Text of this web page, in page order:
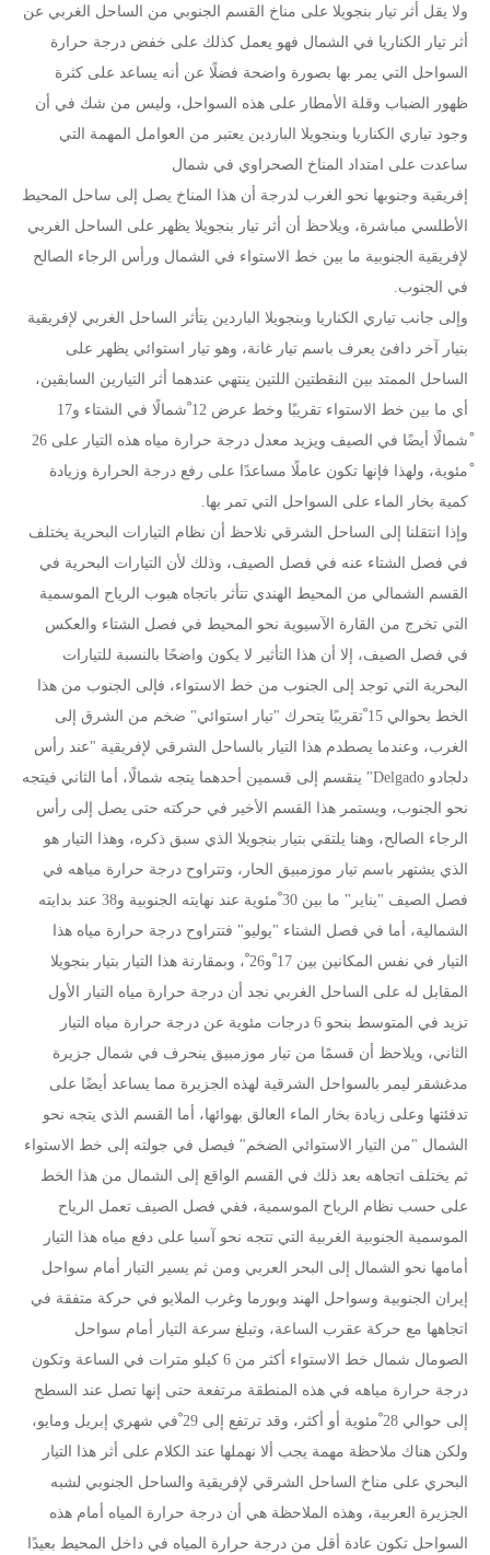
ولا يقل أثر تيار بنجويلا على مناخ القسم الجنوبي من الساحل الغربي عن
أثر تيار الكناريا في الشمال فهو يعمل كذلك على خفض درجة حرارة
السواحل التي يمر بها بصورة واضحة فضلًا عن أنه يساعد على كثرة
ظهور الضباب وقلة الأمطار على هذه السواحل، وليس من شك في أن
وجود تياري الكناريا وبنجويلا الباردين يعتبر من العوامل المهمة التي
ساعدت على امتداد المناخ الصحراوي في شمال
إفريقية وجنوبها نحو الغرب لدرجة أن هذا المناخ يصل إلى ساحل المحيط
الأطلسي مباشرة، ويلاحظ أن أثر تيار بنجويلا يظهر على الساحل الغربي
لإفريقية الجنوبية ما بين خط الاستواء في الشمال ورأس الرجاء الصالح
في الجنوب.
وإلى جانب تياري الكناريا وبنجويلا الباردين يتأثر الساحل الغربي لإفريقية
بتيار آخر دافئ يعرف باسم تيار غانة، وهو تيار استوائي يظهر على
الساحل الممتد بين النقطتين اللتين ينتهي عندهما أثر التيارين السابقين،
أي ما بين خط الاستواء تقريبًا وخط عرض 12 ْشمالًا في الشتاء و17
ْشمالًا أيضًا في الصيف ويزيد معدل درجة حرارة مياه هذه التيار على 26
ْمئوية، ولهذا فإنها تكون عاملًا مساعدًا على رفع درجة الحرارة وزيادة
كمية بخار الماء على السواحل التي تمر بها.
وإذا انتقلنا إلى الساحل الشرقي نلاحظ أن نظام التيارات البحرية يختلف
في فصل الشتاء عنه في فصل الصيف، وذلك لأن التيارات البحرية في
القسم الشمالي من المحيط الهندي تتأثر باتجاه هبوب الرياح الموسمية
التي تخرج من القارة الآسيوية نحو المحيط في فصل الشتاء والعكس
في فصل الصيف، إلا أن هذا التأثير لا يكون واضحًا بالنسبة للتيارات
البحرية التي توجد إلى الجنوب من خط الاستواء، فإلى الجنوب من هذا
الخط بحوالي 15 ْتقريبًا يتحرك "تيار استوائي" ضخم من الشرق إلى
الغرب، وعندما يصطدم هذا التيار بالساحل الشرقي لإفريقية "عند رأس
دلجادو Delgado" ينقسم إلى قسمين أحدهما يتجه شمالًا، أما الثاني فيتجه
نحو الجنوب، ويستمر هذا القسم الأخير في حركته حتى يصل إلى رأس
الرجاء الصالح، وهنا يلتقي بتيار بنجويلا الذي سبق ذكره، وهذا التيار هو
الذي يشتهر باسم تيار موزمبيق الحار، وتتراوح درجة حرارة مياهه في
فصل الصيف "يناير" ما بين 30 ْمئوية عند نهايته الجنوبية و38 عند بدايته
الشمالية، أما في فصل الشتاء "يوليو" فتتراوح درجة حرارة مياه هذا
التيار في نفس المكانين بين 17 ْو26 ْ، وبمقارنة هذا التيار بتيار بنجويلا
المقابل له على الساحل الغربي نجد أن درجة حرارة مياه التيار الأول
تزيد في المتوسط بنحو 6 درجات مئوية عن درجة حرارة مياه التيار
الثاني، ويلاحظ أن قسمًا من تيار موزمبيق ينحرف في شمال جزيرة
مدغشقر ليمر بالسواحل الشرقية لهذه الجزيرة مما يساعد أيضًا على
تدفئتها وعلى زيادة بخار الماء العالق بهوائها، أما القسم الذي يتجه نحو
الشمال "من التيار الاستوائي الضخم" فيصل في جولته إلى خط الاستواء
ثم يختلف اتجاهه بعد ذلك في القسم الواقع إلى الشمال من هذا الخط
على حسب نظام الرياح الموسمية، ففي فصل الصيف تعمل الرياح
الموسمية الجنوبية الغربية التي تتجه نحو آسيا على دفع مياه هذا التيار
أمامها نحو الشمال إلى البحر العربي ومن ثم يسير التيار أمام سواحل
إيران الجنوبية وسواحل الهند وبورما وغرب الملايو في حركة متفقة في
اتجاهها مع حركة عقرب الساعة، وتبلغ سرعة التيار أمام سواحل
الصومال شمال خط الاستواء أكثر من 6 كيلو مترات في الساعة وتكون
درجة حرارة مياهه في هذه المنطقة مرتفعة حتى إنها تصل عند السطح
إلى حوالي 28 ْمئوية أو أكثر، وقد ترتفع إلى 29 ْفي شهري إبريل ومايو،
ولكن هناك ملاحظة مهمة يجب ألا نهملها عند الكلام على أثر هذا التيار
البحري على مناخ الساحل الشرقي لإفريقية والساحل الجنوبي لشبه
الجزيرة العربية، وهذه الملاحظة هي أن درجة حرارة المياه أمام هذه
السواحل تكون عادة أقل من درجة حرارة المياه في داخل المحيط بعيدًا